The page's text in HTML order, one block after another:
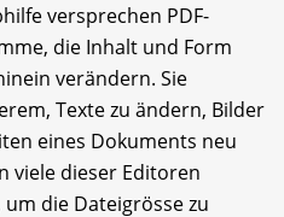
versprechen PDF-
die Inhalt und Form
verändern. Sie
Texte zu ändern, Bilder
eines Dokuments neu
viele dieser Editoren
die Dateigrösse zu